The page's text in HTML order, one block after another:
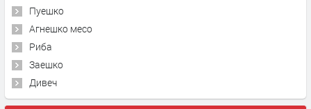
Пуешко
Агнешко месо
Риба
Заешко
Дивеч